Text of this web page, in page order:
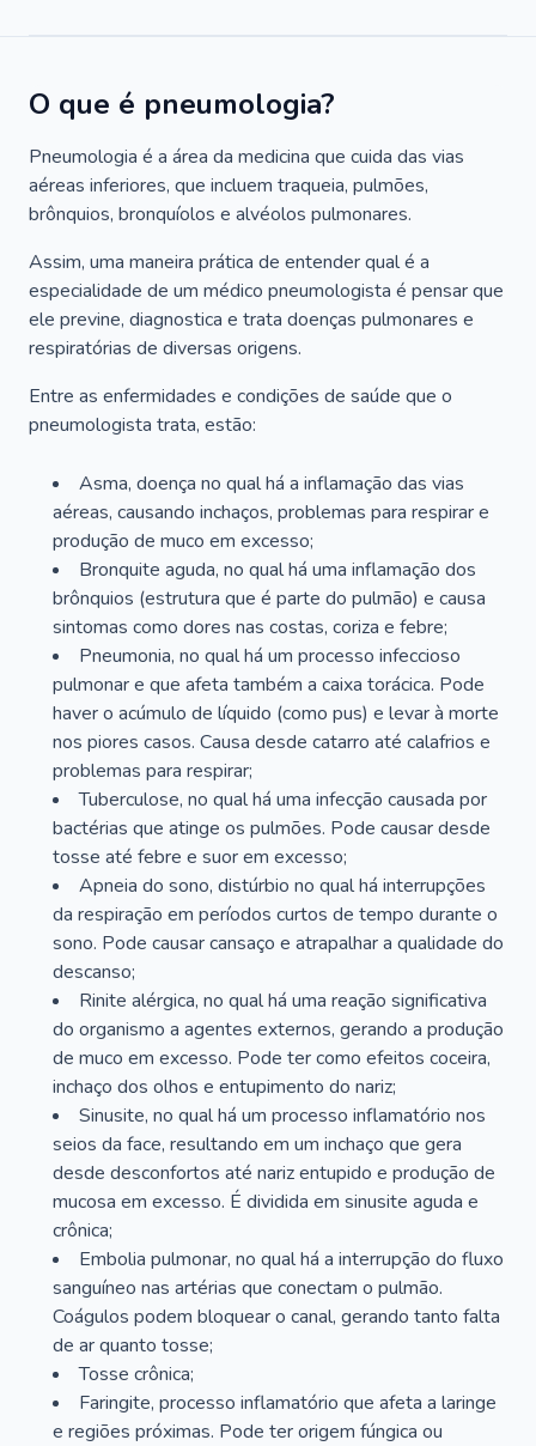
O que é pneumologia?
Pneumologia é a área da medicina que cuida das vias
aéreas inferiores, que incluem traqueia, pulmões,
brônquios, bronquíolos e alvéolos pulmonares.
Assim, uma maneira prática de entender qual é a
especialidade de um médico pneumologista é pensar que
ele previne, diagnostica e trata doenças pulmonares e
respiratórias de diversas origens.
Entre as enfermidades e condições de saúde que o
pneumologista trata, estão:
Asma, doença no qual há a inflamação das vias
aéreas, causando inchaços, problemas para respirar e
produção de muco em excesso;
Bronquite aguda, no qual há uma inflamação dos
brônquios (estrutura que é parte do pulmão) e causa
sintomas como dores nas costas, coriza e febre;
Pneumonia, no qual há um processo infeccioso
pulmonar e que afeta também a caixa torácica. Pode
haver o acúmulo de líquido (como pus) e levar à morte
nos piores casos. Causa desde catarro até calafrios e
problemas para respirar;
Tuberculose, no qual há uma infecção causada por
bactérias que atinge os pulmões. Pode causar desde
tosse até febre e suor em excesso;
Apneia do sono, distúrbio no qual há interrupções
da respiração em períodos curtos de tempo durante o
sono. Pode causar cansaço e atrapalhar a qualidade do
descanso;
Rinite alérgica, no qual há uma reação significativa
do organismo a agentes externos, gerando a produção
de muco em excesso. Pode ter como efeitos coceira,
inchaço dos olhos e entupimento do nariz;
Sinusite, no qual há um processo inflamatório nos
seios da face, resultando em um inchaço que gera
desde desconfortos até nariz entupido e produção de
mucosa em excesso. É dividida em sinusite aguda e
crônica;
Embolia pulmonar, no qual há a interrupção do fluxo
sanguíneo nas artérias que conectam o pulmão.
Coágulos podem bloquear o canal, gerando tanto falta
de ar quanto tosse;
Tosse crônica;
Faringite, processo inflamatório que afeta a laringe
e regiões próximas. Pode ter origem fúngica ou